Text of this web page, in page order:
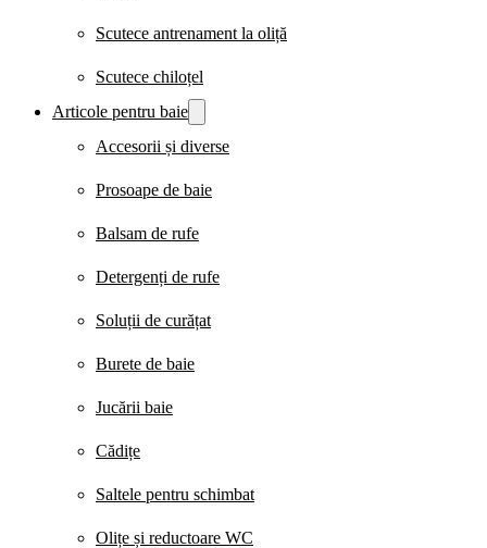
Scutece antrenament la oliță
Scutece chiloțel
Articole pentru baie
Accesorii și diverse
Prosoape de baie
Balsam de rufe
Detergenți de rufe
Soluții de curățat
Burete de baie
Jucării baie
Cădițe
Saltele pentru schimbat
Olițe și reductoare WC